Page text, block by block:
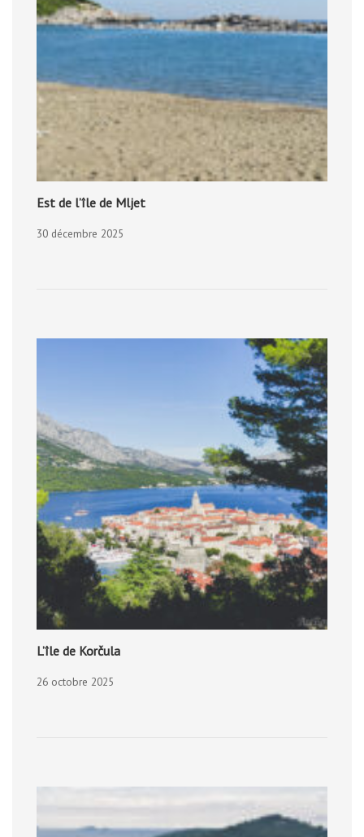
Est de l’île de Mljet
30 décembre 2025
L’île de Korčula
26 octobre 2025